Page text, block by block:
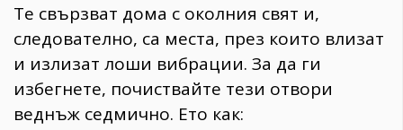
Те свързват дома с околния свят и,
следователно, са места, през които влизат
и излизат лоши вибрации. За да ги
избегнете, почиствайте тези отвори
веднъж седмично. Ето как: